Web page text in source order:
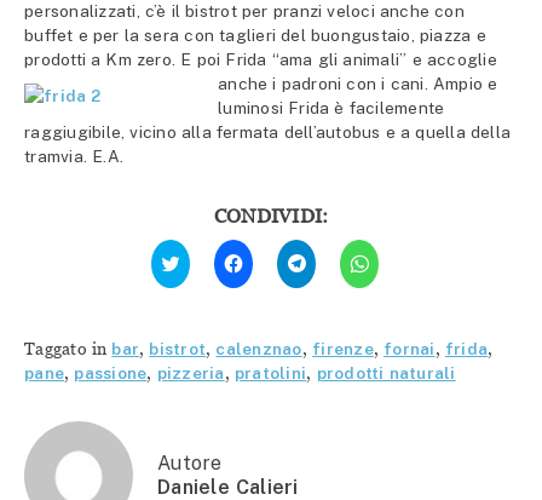
personalizzati, c’è il bistrot per pranzi veloci anche con
buffet e per la sera con taglieri del buongustaio, piazza e
prodotti a Km zero. E poi Frida “ama gli animali” e accoglie
anche i padroni con i cani. Ampio e
luminosi Frida è facilemente
raggiugibile, vicino alla fermata dell’autobus e a quella della
tramvia. E.A.
CONDIVIDI:
Fai
clic
qui
Twitter
(Si
apre
in
Fai
clic
per
condividere
(Si
apre
in
una
Fai
clic
per
condividere
(Si
apre
in
una
Fai
clic
per
(Si
apre
in
una
Taggato in bar, bistrot, calenznao, firenze, fornai, frida,
pane, passione, pizzeria, pratolini, prodotti naturali
Autore
Daniele Calieri